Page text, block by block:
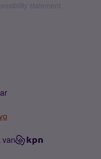
statement
van